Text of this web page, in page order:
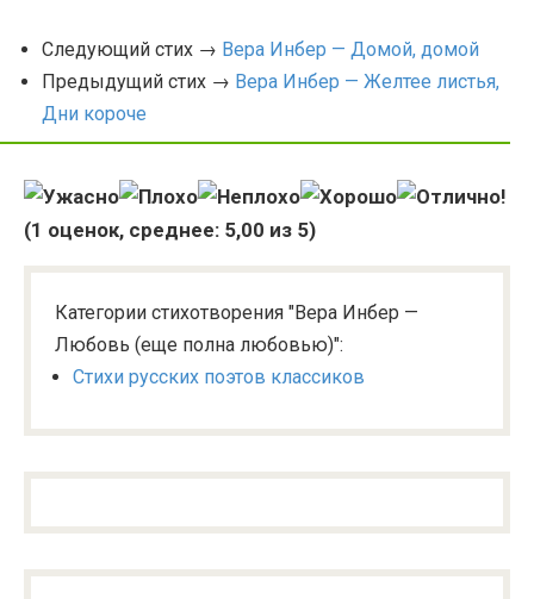
Следующий стих → Вера Инбер — Домой, домой
Предыдущий стих → Вера Инбер — Желтее листья,
Дни короче
(1 оценок, среднее: 5,00 из 5)
Категории стихотворения "Вера Инбер —
Любовь (еще полна любовью)":
Стихи русских поэтов классиков